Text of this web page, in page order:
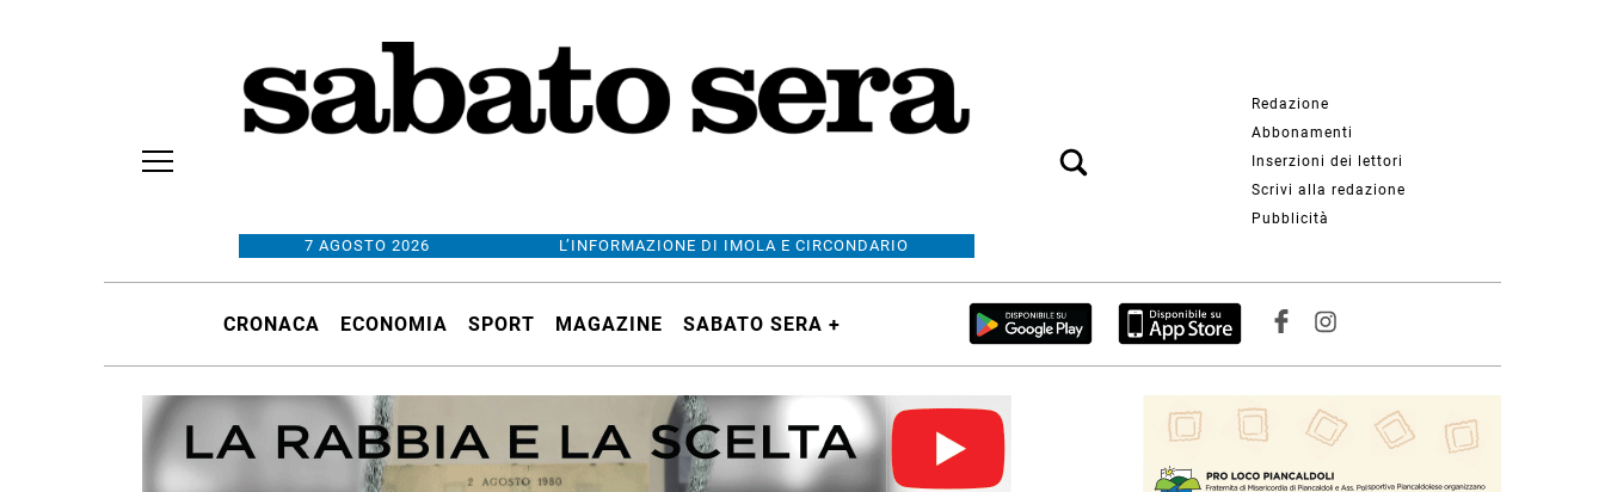
7 AGOSTO 2026 L’INFORMAZIONE DI IMOLA E CIRCONDARIO
Redazione
Abbonamenti
Inserzioni dei lettori
Scrivi alla redazione
Pubblicità
CRONACA ECONOMIA SPORT MAGAZINE SABATO SERA +